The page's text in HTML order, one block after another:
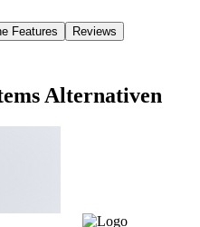
Features Reviews
Alternativen